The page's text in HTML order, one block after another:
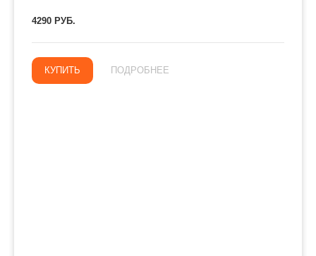
4290 РУБ.
КУПИТЬ ПОДРОБНЕЕ